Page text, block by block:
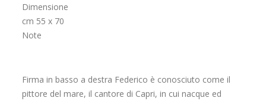
Dimensione
cm 55 x 70
Note
Firma in basso a destra Federico è conosciuto come il
pittore del mare, il cantore di Capri, in cui nacque ed